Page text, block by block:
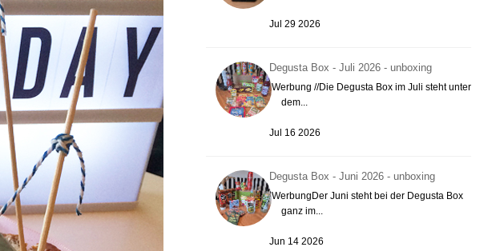
Jul 29 2026
Degusta Box - Juli 2026 - unboxing
Werbung //Die Degusta Box im Juli steht unter
dem...
Jul 16 2026
Degusta Box - Juni 2026 - unboxing
WerbungDer Juni steht bei der Degusta Box
ganz im...
Jun 14 2026